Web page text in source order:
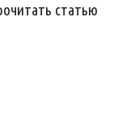
статью